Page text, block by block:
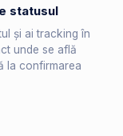
statusul
și ai tracking în
unde se află
la confirmarea